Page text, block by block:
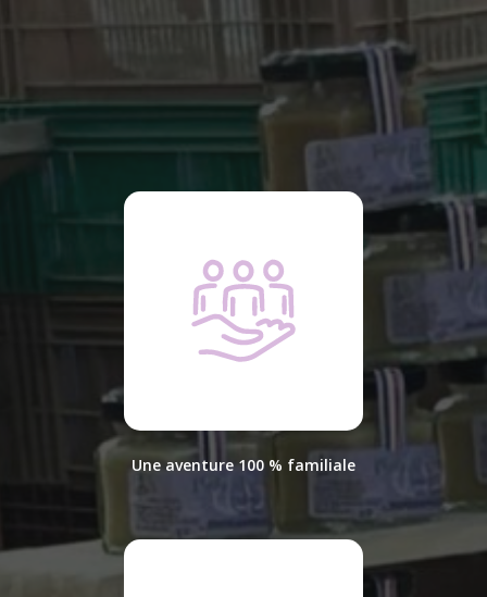
Une aventure 100 % familiale